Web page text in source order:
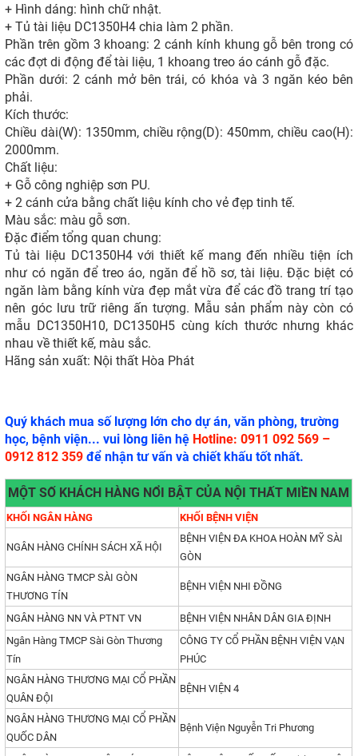
+ Hình dáng: hình chữ nhật.
+ Tủ tài liệu DC1350H4 chia làm 2 phần.
Phần trên gồm 3 khoang: 2 cánh kính khung gỗ bên trong có
các đợt di động để tài liệu, 1 khoang treo áo cánh gỗ đặc.
Phần dưới: 2 cánh mở bên trái, có khóa và 3 ngăn kéo bên
phải.
Kích thước:
Chiều dài(W): 1350mm, chiều rộng(D): 450mm, chiều cao(H):
2000mm.
Chất liệu:
+ Gỗ công nghiệp sơn PU.
+ 2 cánh cửa bằng chất liệu kính cho vẻ đẹp tinh tế.
Màu sắc: màu gỗ sơn.
Đặc điểm tổng quan chung:
Tủ tài liệu DC1350H4 với thiết kế mang đến nhiều tiện ích
như có ngăn để treo áo, ngăn để hồ sơ, tài liệu. Đặc biệt có
ngăn làm bằng kính vừa đẹp mắt vừa để các đồ trang trí tạo
nên góc lưu trữ riêng ấn tượng. Mẫu sản phẩm này còn có
mẫu DC1350H10, DC1350H5 cùng kích thước nhưng khác
nhau về thiết kế, màu sắc.
Hãng sản xuất: Nội thất Hòa Phát
Quý khách mua số lượng lớn cho dự án, văn phòng, trường
học, bệnh viện... vui lòng liên hệ Hotline: 0911 092 569 –
0912 812 359 để nhận tư vấn và chiết khấu tốt nhất.
MỘT SỐ KHÁCH HÀNG NỔI BẬT CỦA NỘI THẤT MIỀN NAM
KHỐI NGÂN HÀNG KHỐI BỆNH VIỆN
NGÂN HÀNG CHÍNH SÁCH XÃ HỘI
BỆNH VIỆN ĐA KHOA HOÀN MỸ SÀI
GÒN
NGÂN HÀNG TMCP SÀI GÒN
THƯƠNG TÍN
BỆNH VIỆN NHI ĐỒNG
NGÂN HÀNG NN VÀ PTNT VN
BỆNH VIỆN NHÂN DÂN GIA ĐỊNH
Ngân Hàng TMCP Sài Gòn Thương
Tín
CÔNG TY CỔ PHẦN BỆNH VIỆN VẠN
PHÚC
NGÂN HÀNG THƯƠNG MẠI CỔ PHẦN
QUÂN ĐỘI
BỆNH VIỆN 4
NGÂN HÀNG THƯƠNG MẠI CỔ PHẦN
QUỐC DÂN
Bệnh Viện Nguyễn Tri Phương